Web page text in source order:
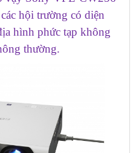
hội trường có diện
hình phức tạp không
thường.